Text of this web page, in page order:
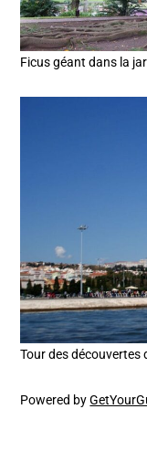
Ficus géant dans la
Tour des découvertes
Powered by